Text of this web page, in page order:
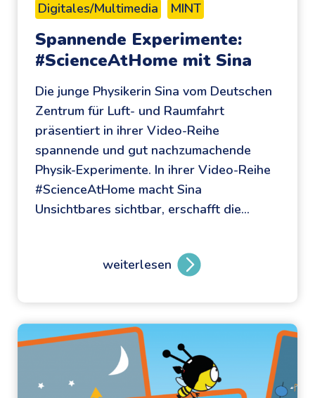
Digitales/Multimedia MINT
Spannende Experimente:
#ScienceAtHome mit Sina
Die junge Physikerin Sina vom Deutschen
Zentrum für Luft- und Raumfahrt
präsentiert in ihrer Video-Reihe
spannende und gut nachzumachende
Physik-Experimente. In ihrer Video-Reihe
#ScienceAtHome macht Sina
Unsichtbares sichtbar, erschafft die…
weiterlesen
S
n